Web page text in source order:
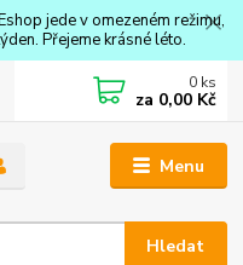
jede v omezeném režimu,
Přejeme krásné léto.
Menu
Hledat
0 ks
za 0,00 Kč